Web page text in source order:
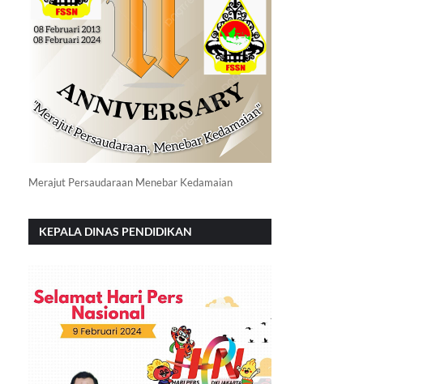
Merajut Persaudaraan Menebar Kedamaian
KEPALA DINAS PENDIDIKAN